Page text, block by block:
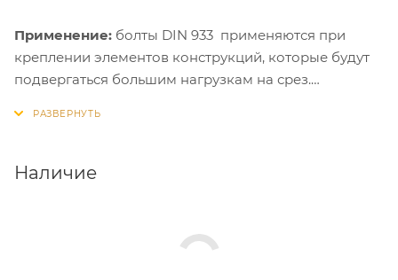
Применение: болты DIN 933 применяются при
креплении элементов конструкций, которые будут
подвергаться большим нагрузкам на срез.
Наличие